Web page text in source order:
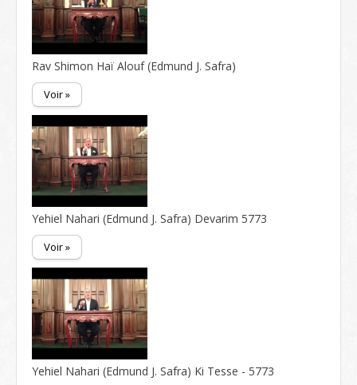
Rav Shimon Haï Alouf (Edmund J. Safra)
Voir »
Yehiel Nahari (Edmund J. Safra) Devarim 5773
Voir »
Yehiel Nahari (Edmund J. Safra) Ki Tesse - 5773